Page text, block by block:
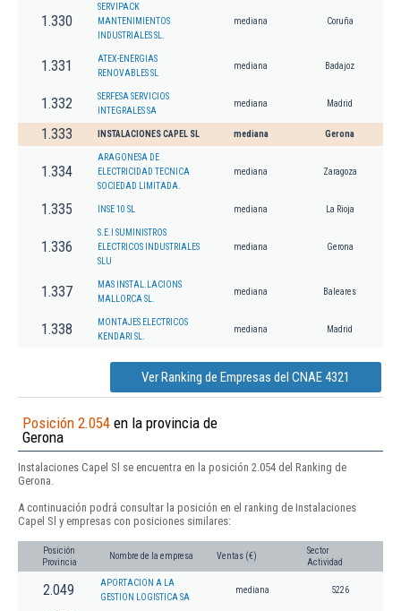
1.330
SERVIPACK
MANTENIMIENTOS
INDUSTRIALES SL.
mediana Coruña
1.331
ATEX-ENERGIAS
RENOVABLES SL
mediana Badajoz
1.332
SERFESA SERVICIOS
INTEGRALES SA
mediana Madrid
1.333 INSTALACIONES CAPEL SL mediana Gerona
1.334
ARAGONESA DE
ELECTRICIDAD TECNICA
SOCIEDAD LIMITADA.
mediana Zaragoza
1.335 INSE 10 SL mediana La Rioja
1.336
S.E.I SUMINISTROS
ELECTRICOS INDUSTRIALES
SLU
mediana Gerona
1.337
MAS INSTAL.LACIONS
MALLORCA SL.
mediana Baleares
1.338
MONTAJES ELECTRICOS
KENDARI SL.
mediana Madrid
Ver Ranking de Empresas del CNAE 4321
Posición 2.054 en la provincia de
Gerona
Instalaciones Capel Sl se encuentra en la posición 2.054 del Ranking de
Gerona.
A continuación podrá consultar la posición en el ranking de Instalaciones
Capel Sl y empresas con posiciones similares:
Posición
Provincia
Nombre de la empresa Ventas (€)
Sector
Actividad
2.049
APORTACION A LA
GESTION LOGISTICA SA
mediana 5226